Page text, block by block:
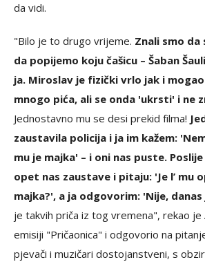
da vidi.
"Bilo je to drugo vrijeme. Znali smo
da popijemo koju čašicu – Šaban
ja. Miroslav je fizički vrlo jak i
mnogo pića, ali se onda 'ukrsti' i ne
Jednostavno mu se desi prekid filma!
zaustavila policija i ja im kažem:
mu je majka' – i oni nas puste.
opet nas zaustave i pitaju: 'Je l’ mu
majka?', a ja odgovorim: 'Nije, danas
je takvih priča iz tog vremena", rekao je
emisiji "Pričaonica" i odgovorio na
pjevači i muzičari dostojanstveni, s